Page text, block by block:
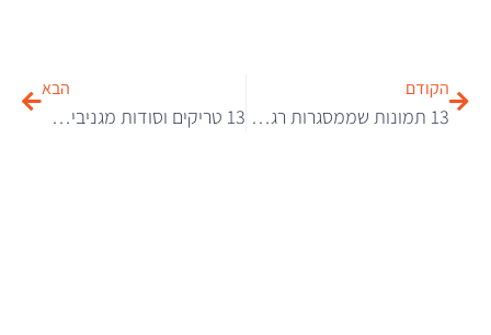
הקודם
13 תמונות שממסגרות רגעים בחיי היום יום
הבא
13 טריקים וסודות מגניבים בפייסבוק שאולי לא הכרתם